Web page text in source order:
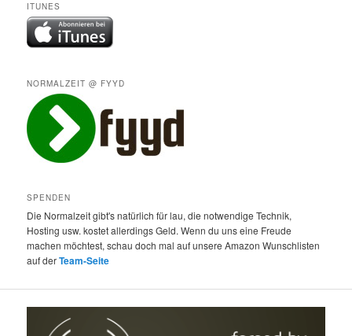
ITUNES
NORMALZEIT @ FYYD
SPENDEN
Die Normalzeit gibt's natürlich für lau, die notwendige Technik,
Hosting usw. kostet allerdings Geld. Wenn du uns eine Freude
machen möchtest, schau doch mal auf unsere Amazon Wunschlisten
auf derTeam-Seite